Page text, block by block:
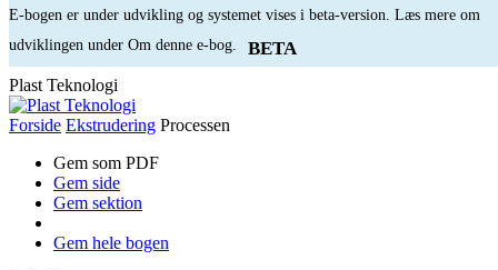
E-bogen er under udvikling og systemet vises i beta-version. Læs mere om
udviklingen under Om denne e-bog.
BETA
Plast Teknologi
Forside Ekstrudering Processen
Gem som PDF
Gem side
Gem sektion
Gem hele bogen